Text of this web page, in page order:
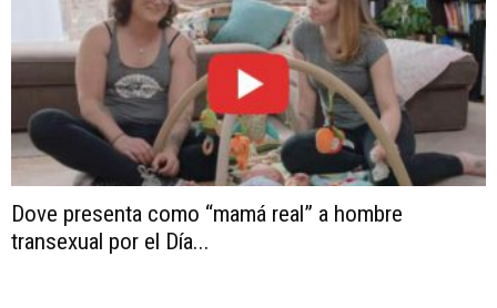
Dove presenta como “mamá real” a hombre
transexual por el Día...